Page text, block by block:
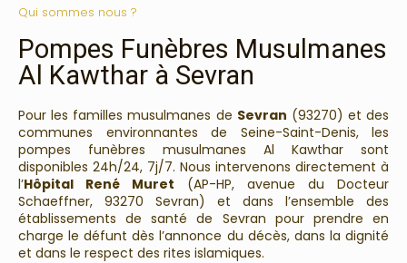
Qui sommes nous ?
Pompes Funèbres Musulmanes
Al Kawthar à Sevran
Pour les familles musulmanes de Sevran (93270) et des
communes environnantes de Seine-Saint-Denis, les
pompes funèbres musulmanes Al Kawthar sont
disponibles 24h/24, 7j/7. Nous intervenons directement à
l’Hôpital René Muret (AP-HP, avenue du Docteur
Schaeffner, 93270 Sevran) et dans l’ensemble des
établissements de santé de Sevran pour prendre en
charge le défunt dès l’annonce du décès, dans la dignité
et dans le respect des rites islamiques.